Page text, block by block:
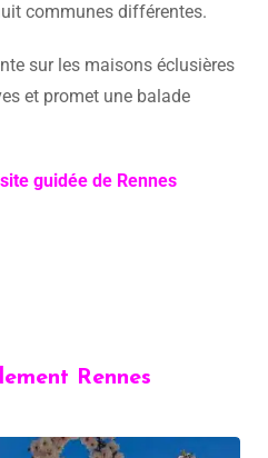
communes différentes.
sur les maisons éclusières
et promet une balade
guidée de Rennes
Rennes